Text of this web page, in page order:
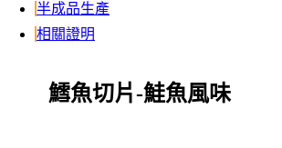
半成品生產
相關證明
鱈魚切片-鮭魚風味